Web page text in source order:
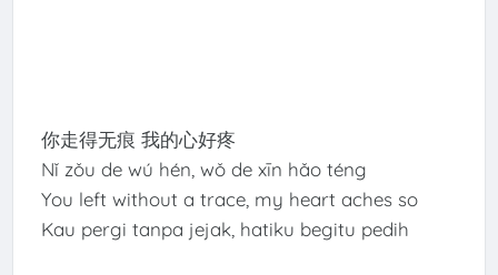
你走得无痕 我的心好疼
Nǐ zǒu de wú hén, wǒ de xīn hǎo téng
You left without a trace, my heart aches so
Kau pergi tanpa jejak, hatiku begitu pedih